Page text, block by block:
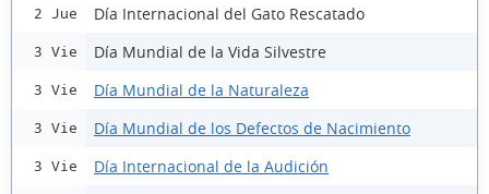
2 Jue Día Internacional del Gato Rescatado
3 Vie Día Mundial de la Vida Silvestre
3 Vie Día Mundial de la Naturaleza
3 Vie Día Mundial de los Defectos de Nacimiento
3 Vie Día Internacional de la Audición